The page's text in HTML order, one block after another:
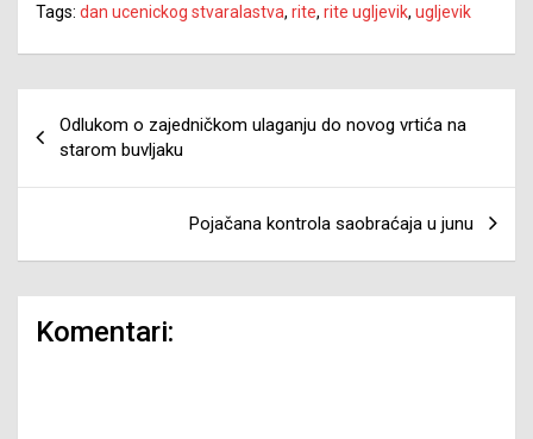
Tags: dan ucenickog stvaralastva, rite, rite ugljevik, ugljevik
članaka
Odlukom o zajedničkom ulaganju do novog vrtića na
starom buvljaku
Pojačana kontrola saobraćaja u junu
Komentari: